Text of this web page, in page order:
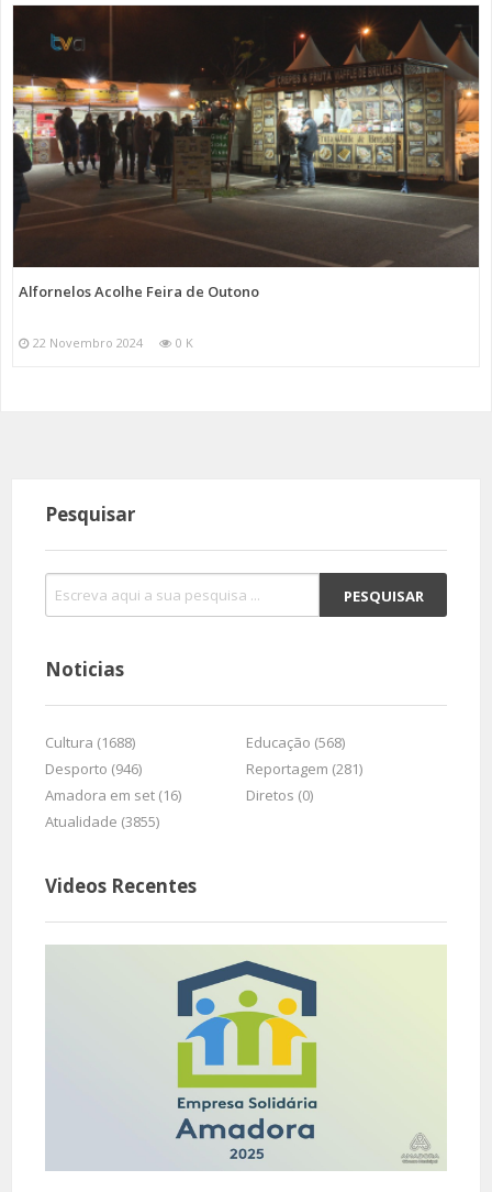
Alfornelos Acolhe Feira de Outono
22 Novembro 2024 0 K
Pesquisar
Noticias
Cultura (1688)
Educação (568)
Desporto (946)
Reportagem (281)
Amadora em set (16)
Diretos (0)
Atualidade (3855)
Videos Recentes